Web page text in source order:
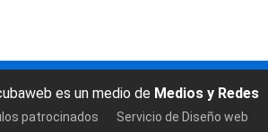
es un medio de Medios y Redes
patrocinados
Servicio de Diseño web